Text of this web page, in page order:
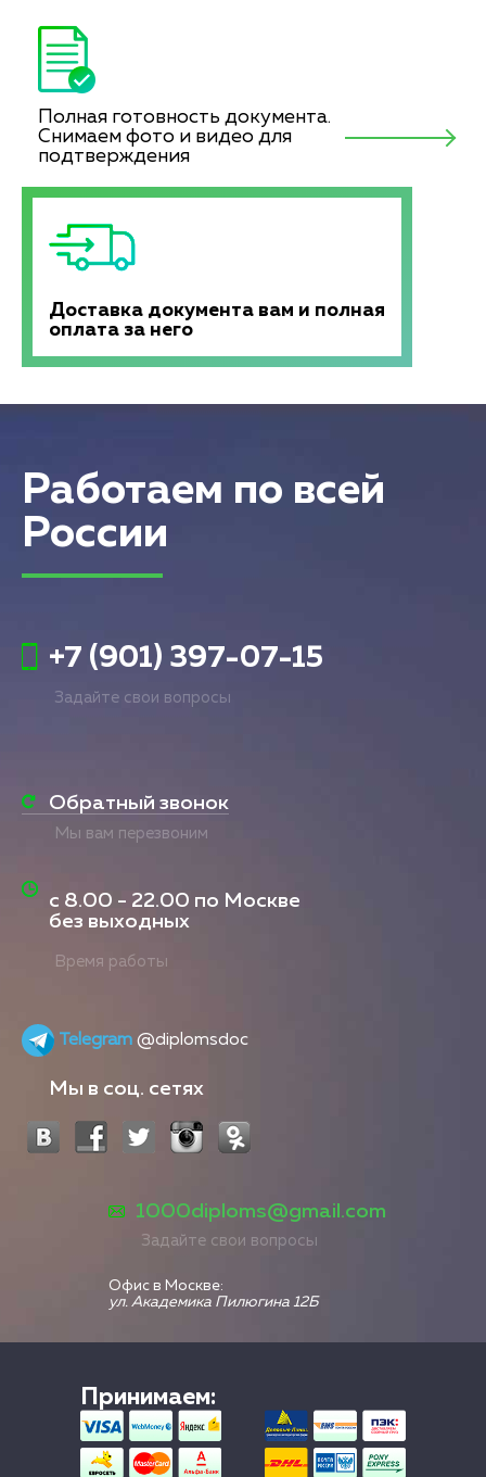
Полная готовность документа.
Снимаем фото и видео для
подтверждения
Доставка документа вам и полная
оплата за него
Работаем по всей
России
+7 (901) 397-07-15
Задайте свои вопросы
Обратный звонок
Мы вам перезвоним
с 8.00 - 22.00 по Москве
без выходных
Время работы
Telegram @diplomsdoc
Мы в соц. сетях
1000diploms@gmail.com
Задайте свои вопросы
Офис в Москве:
ул. Академика Пилюгина 12Б
Принимаем: